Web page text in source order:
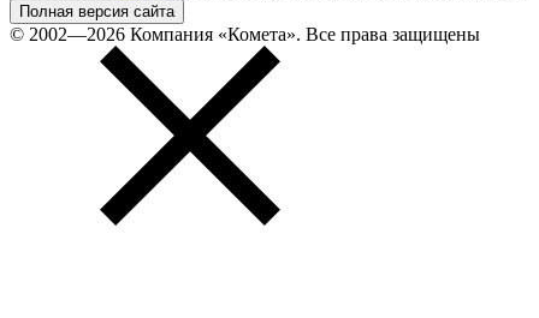
Полная версия сайта
© 2002—2026 Компания «Комета». Все права защищены